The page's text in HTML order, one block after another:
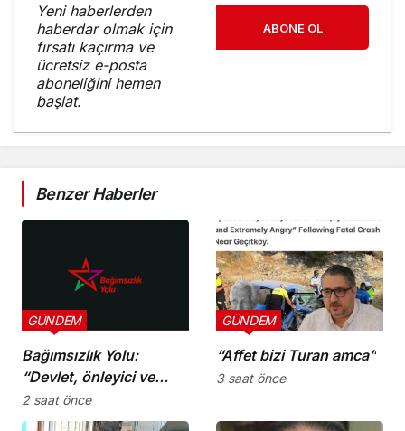
Yeni haberlerden
haberdar olmak için
fırsatı kaçırma ve
ücretsiz e-posta
aboneliğini hemen
başlat.
ABONE OL
Benzer Haberler
Bağımsızlık Yolu:
“Devlet, önleyici ve
koruyucu
sorumluluklarını yerine
GÜNDEM
2 saat önce
“Affet bizi Turan amca”
GÜNDEM
3 saat önce